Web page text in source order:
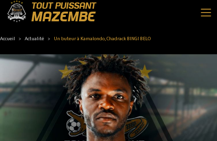
TOUT PUISSANT
MAZEMBE
Accueil Actualité Un buteur à Kamalondo, Chadrack BINGI BELO